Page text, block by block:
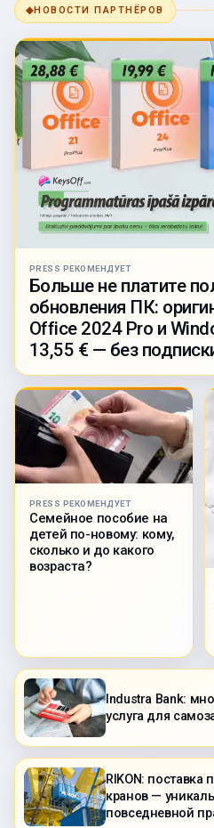
◆НОВОСТИ ПАРТНЁРОВ
PRESS РЕКОМЕНДУЕТ
Больше не платите
обновления ПК:
Office 2024 Pro и
13,55 € — без
PRESS РЕКОМЕНДУЕТ
Семейное пособие на
детей по-новому: кому,
сколько и до какого
возраста?
Industra Bank:
услуга для
RIKON:
кранов —
повседневной